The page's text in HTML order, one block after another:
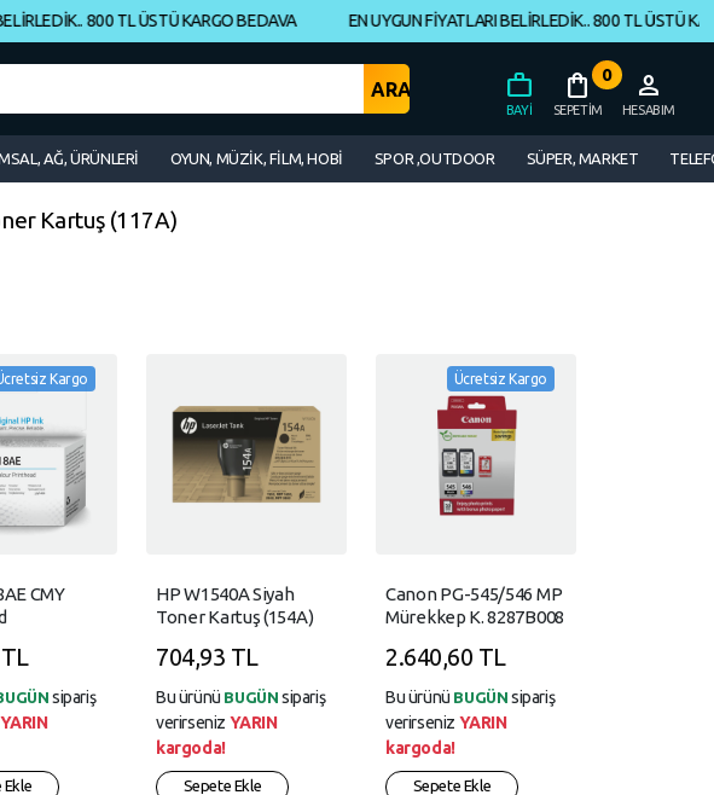
800 TL ÜSTÜ KARGO BEDAVA EN UYGUN FİYATLARI BELİRLEDİK.. 800 TL ÜSTÜ KARGO
work
BAYI
shopping_bag 0
SEPETIM
person
HESABIM
AĞ, ÜRÜNLERİ OYUN, MÜZİK, FİLM, HOBİ SPOR ,OUTDOOR SÜPER, MARKET
Kartuş (117A)
Kargo
CMY
sipariş
YARIN
Ekle
HP W1540A Siyah
Toner Kartuş (154A)
704,93 TL
Bu ürünü BUGÜN sipariş
verirseniz YARIN
kargoda!
Sepete Ekle
Ücretsiz Kargo
Canon PG-545/546 MP
Mürekkep K. 8287B008
2.640,60 TL
Bu ürünü BUGÜN sipariş
verirseniz YARIN
kargoda!
Sepete Ekle